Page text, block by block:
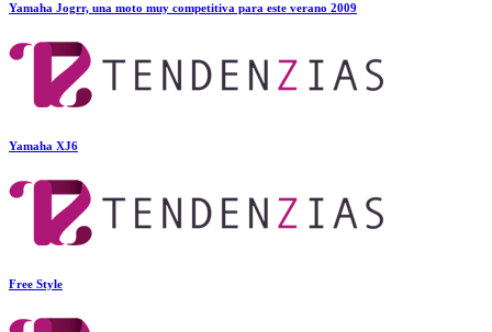
Yamaha Jogrr, una moto muy competitiva para este verano 2009
Yamaha XJ6
Free Style